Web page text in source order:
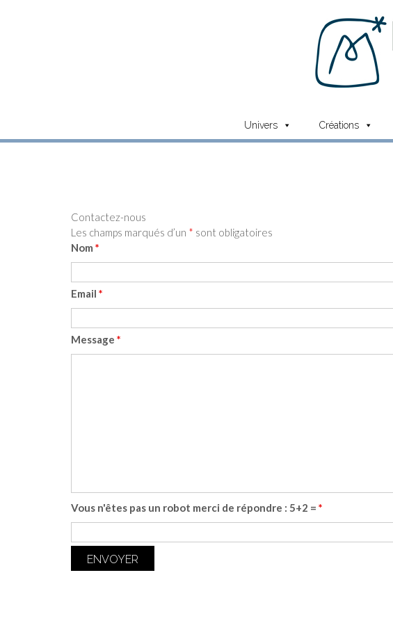
Univers Créations
Contactez-nous
Les champs marqués d’un * sont obligatoires
Nom *
Email *
Message *
Vous n'êtes pas un robot merci de répondre : 5+2 = *